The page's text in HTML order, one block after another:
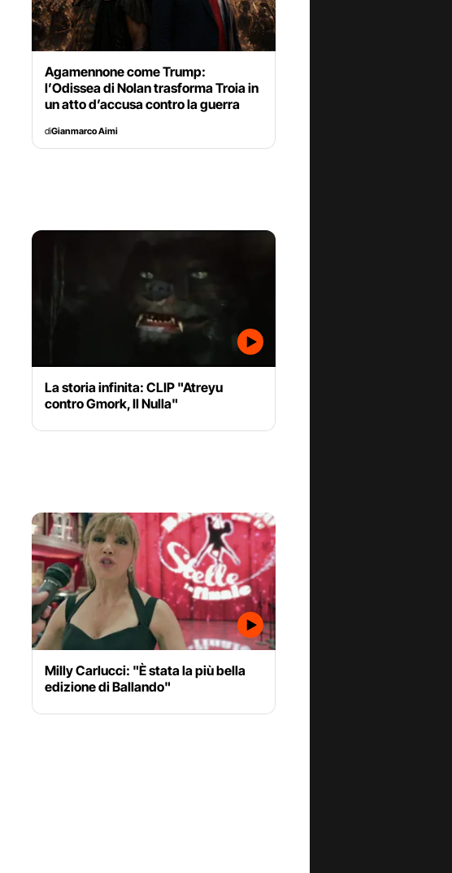
Agamennone come Trump:
l’Odissea di Nolan trasforma Troia in
un atto d’accusa contro la guerra
diGianmarco Aimi
La storia infinita: CLIP "Atreyu
contro Gmork, Il Nulla"
Milly Carlucci: "È stata la più bella
edizione di Ballando"